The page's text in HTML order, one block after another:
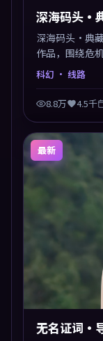
深海码头·
深海码头·典
作品，围绕危
凑，值得推荐观
科幻 · 线路
8.8万 4.5千
最新
无名证词·